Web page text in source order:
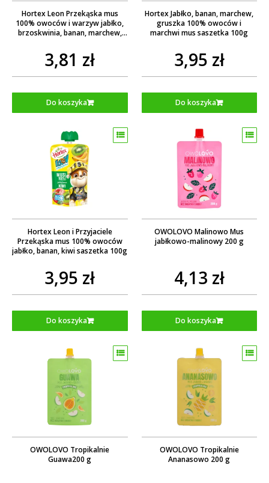
Hortex Leon Przekąska mus
100% owoców i warzyw jabłko,
brzoskwinia, banan, marchew,
3,81 zł
Do koszyka
Hortex Jabłko, banan, marchew,
gruszka 100% owoców i
marchwi mus saszetka 100g
3,95 zł
Do koszyka
Hortex Leon i Przyjaciele
Przekąska mus 100% owoców
jabłko, banan, kiwi saszetka 100g
3,95 zł
Do koszyka
OWOLOVO Malinowo Mus
jabłkowo-malinowy 200 g
4,13 zł
Do koszyka
OWOLOVO Tropikalnie
Guawa200 g
OWOLOVO Tropikalnie
Ananasowo 200 g